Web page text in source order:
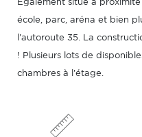
Également situé à
école, parc, aréna et bien
l'autoroute 35. La
! Plusieurs lots de
chambres à l'étage.